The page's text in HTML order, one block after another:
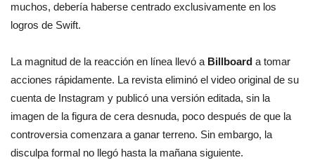
muchos, debería haberse centrado exclusivamente en los
logros de Swift.
La magnitud de la reacción en línea llevó a Billboard a tomar
acciones rápidamente. La revista eliminó el video original de su
cuenta de Instagram y publicó una versión editada, sin la
imagen de la figura de cera desnuda, poco después de que la
controversia comenzara a ganar terreno. Sin embargo, la
disculpa formal no llegó hasta la mañana siguiente.